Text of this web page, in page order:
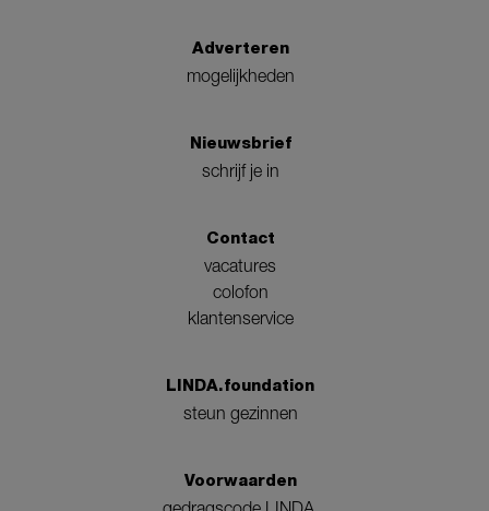
Adverteren
mogelijkheden
Nieuwsbrief
schrijf je in
Contact
vacatures
colofon
klantenservice
LINDA.foundation
steun gezinnen
Voorwaarden